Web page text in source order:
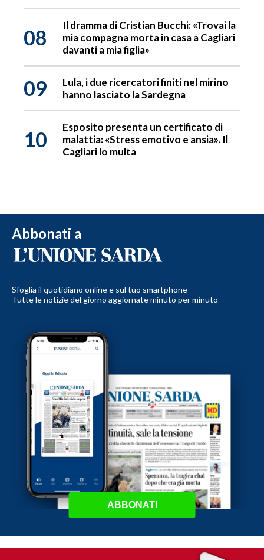
08
Il dramma di Cristian Bucchi: «Trovai la
mia compagna morta in casa a Cagliari
davanti a mia figlia»
09
Lula, i due ricercatori finiti nel mirino
hanno lasciato la Sardegna
10
Esposito presenta un certificato di
malattia: «Stress emotivo e ansia». Il
Cagliari lo multa
Abbonati a
Sfoglia il quotidiano online e sul tuo smartphone
Tutte le notizie del giorno aggiornate minuto per minuto
ABBONATI